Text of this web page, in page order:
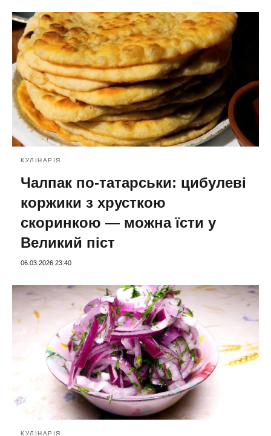
КУЛІНАРІЯ
Чалпак по-татарськи: цибулеві
коржики з хрусткою
скоринкою — можна їсти у
Великий піст
06.03.2026 23:40
КУЛІНАРІЯ